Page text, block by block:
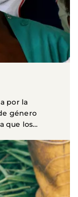
por la
género
que los